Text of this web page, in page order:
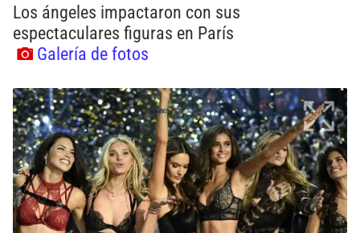
Los ángeles impactaron con sus
espectaculares figuras en París
Galería de fotos